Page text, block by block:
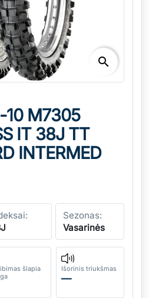
search
10 M7305
IT 38J TT
INTERMED
Sezonas:
Vasarinės
šlapia
Išorinis triukšmas
—